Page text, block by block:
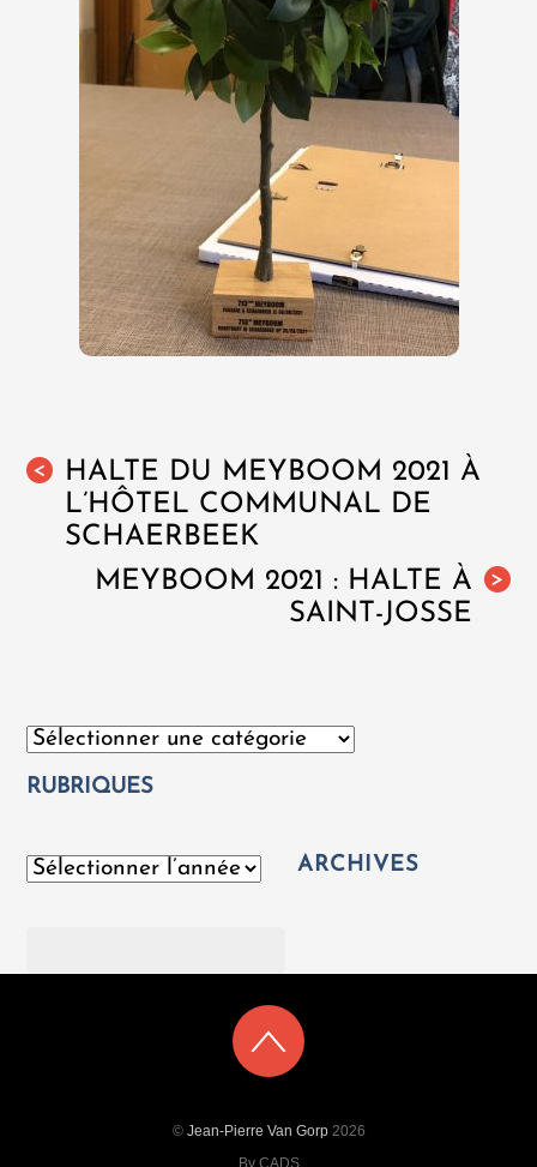
<
HALTE DU MEYBOOM 2021 À
L’HÔTEL COMMUNAL DE
SCHAERBEEK
>
MEYBOOM 2021 : HALTE À
SAINT-JOSSE
Catégories
RUBRIQUES
Archives ARCHIVES
© Jean-Pierre Van Gorp2026
By CADS